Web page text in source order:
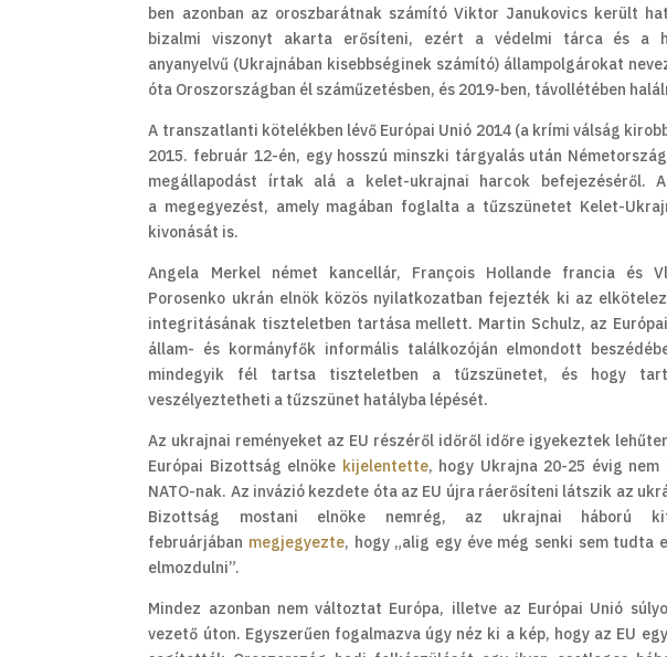
ben azonban az oroszbarátnak számító Viktor Janukovics került
bizalmi viszonyt akarta erősíteni, ezért a védelmi tárca és a
anyanyelvű (Ukrajnában kisebbséginek számító) állampolgárokat
óta Oroszországban él száműzetésben, és 2019-ben, távollétében
A transzatlanti kötelékben lévő Európai Unió 2014 (a krími válság
2015. február 12-én, egy hosszú minszki tárgyalás után
megállapodást írtak alá a kelet-ukrajnai harcok befejezéséről.
a megegyezést, amely magában foglalta a tűzszünetet Kelet-
kivonását is.
Angela Merkel német kancellár, François Hollande francia és
Porosenko ukrán elnök közös nyilatkozatban fejezték ki az
integritásának tiszteletben tartása mellett. Martin Schulz, az
állam- és kormányfők informális találkozóján elmondott
mindegyik fél tartsa tiszteletben a tűzszünetet, és hogy
veszélyeztetheti a tűzszünet hatályba lépését.
Az ukrajnai reményeket az EU részéről időről időre igyekeztek
Európai Bizottság elnöke kijelentette, hogy Ukrajna 20-25 évig
NATO-nak. Az invázió kezdete óta az EU újra ráerősíteni látszik az
Bizottság mostani elnöke nemrég, az ukrajnai háború
februárjában megjegyezte, hogy „alig egy éve még senki sem tudta
elmozdulni”.
Mindez azonban nem változtat Európa, illetve az Európai Unió
vezető úton. Egyszerűen fogalmazva úgy néz ki a kép, hogy az EU